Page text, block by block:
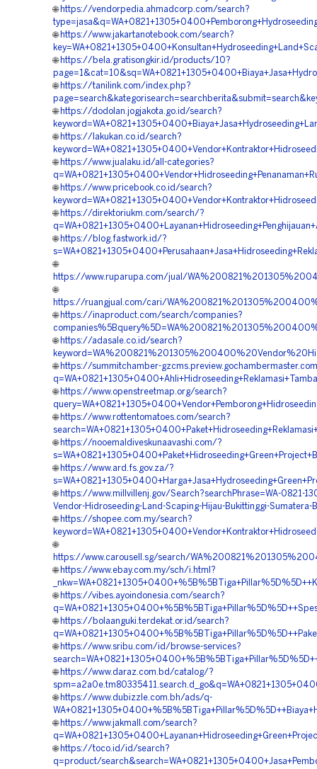
🌐 https://vendorpedia.ahmadcorp.com/search?
🌐 https://www.jakartanotebook.com/search?
🌐 https://bela.gratisongkir.id/products/10?
🌐 https://tanilink.com/index.php?
🌐 https://dodolan.jogjakota.go.id/search?
🌐 https://lakukan.co.id/search?
🌐 https://www.jualaku.id/all-categories?
🌐 https://www.pricebook.co.id/search?
🌐 https://direktoriukm.com/search/?
🌐 https://blog.fastwork.id/?
🌐
https://www.ruparupa.com/jual/
🌐
https://ruangjual.com/cari/
🌐 https://inaproduct.com/search/companies?
🌐 https://adasale.co.id/search?
🌐 https://summitchamber-
🌐 https://www.openstreetmap.org/search?
🌐 https://www.rottentomatoes.com/search?
🌐 https://nooemaldiveskunaavashi.com/?
🌐 https://www.ard.fs.gov.za/?
🌐 https://www.millvillenj.gov/Search?searchPhrase=WA-0821-
Vendor-Hidroseeding-Land-Scaping-Hijau-Bukittinggi-Sumatera-
🌐 https://shopee.com.my/search?
🌐
https://www.carousell.sg/search/
🌐 https://www.ebay.com.my/sch/i.html?
🌐 https://vibes.ayoindonesia.com/search?
🌐 https://bolaanguki.terdekat.or.id/search?
🌐 https://www.sribu.com/id/browse-services?
🌐 https://www.daraz.com.bd/catalog/?
🌐 https://www.dubizzle.com.bh/ads/q-
🌐 https://www.jakmall.com/search?
🌐 https://toco.id/id/search?
q=product/